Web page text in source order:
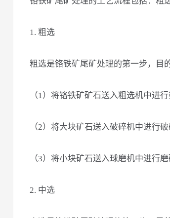
1. 粗选
粗选是铬铁矿尾矿处理的第一步，目
（1）将铬铁矿矿石送入粗选机中进
（2）将大块矿石送入破碎机中进行
（3）将小块矿石送入球磨机中进行
2. 中选